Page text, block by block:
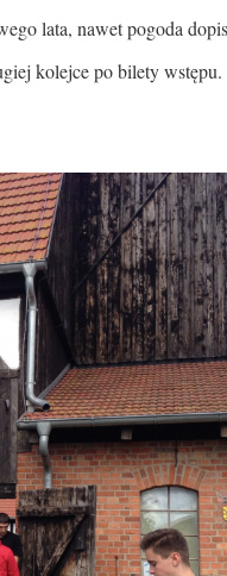
lata, nawet pogoda
kolejce po bilety wstępu.